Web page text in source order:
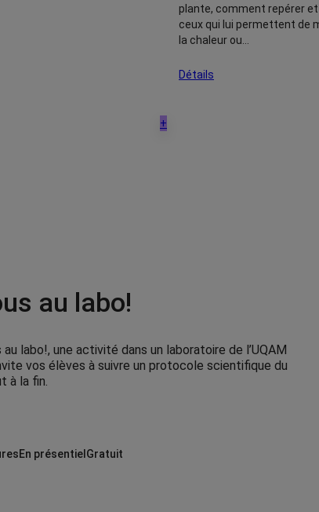
plante, comment repérer
ceux qui lui permettent de
la chaleur ou…
Détails
+
au labo!
au labo!, une activité dans un laboratoire de l’UQAM
vos élèves à suivre un protocole scientifique du
à la fin.
En présentiel Gratuit